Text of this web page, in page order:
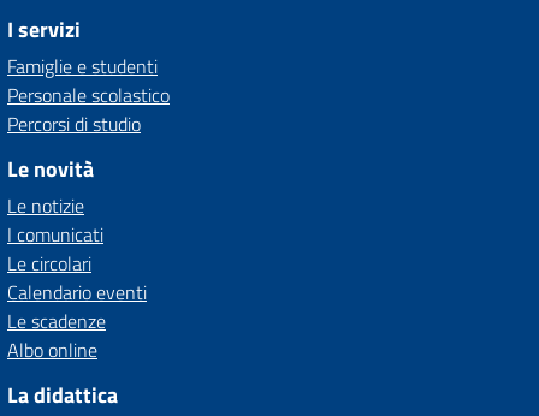
I servizi
Famiglie e studenti
Personale scolastico
Percorsi di studio
Le novità
Le notizie
I comunicati
Le circolari
Calendario eventi
Le scadenze
Albo online
La didattica